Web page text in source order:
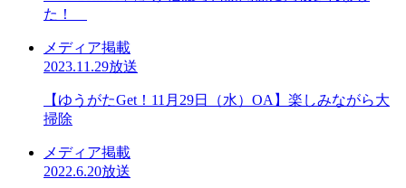
た！
メディア掲載
2023.11.29放送
【ゆうがたGet！11月29日（水）OA】楽しみながら大
掃除
メディア掲載
2022.6.20放送